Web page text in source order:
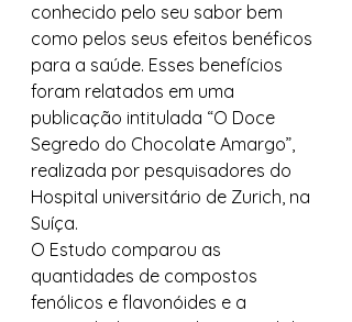
conhecido pelo seu sabor bem
como pelos seus efeitos benéficos
para a saúde. Esses benefícios
foram relatados em uma
publicação intitulada “O Doce
Segredo do Chocolate Amargo”,
realizada por pesquisadores do
Hospital universitário de Zurich, na
Suíça.
O Estudo comparou as
quantidades de compostos
fenólicos e flavonóides e a